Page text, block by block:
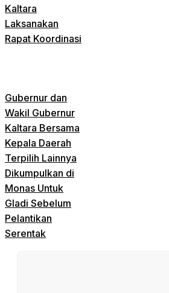
Kaltara
Laksanakan
Rapat Koordinasi
Gubernur dan
Wakil Gubernur
Kaltara Bersama
Kepala Daerah
Terpilih Lainnya
Dikumpulkan di
Monas Untuk
Gladi Sebelum
Pelantikan
Serentak